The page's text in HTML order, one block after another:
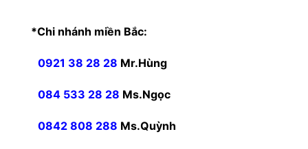
*Chi nhánh miền Bắc:
0921 38 28 28 Mr.Hùng
084 533 28 28 Ms.Ngọc
0842 808 288 Ms.Quỳnh